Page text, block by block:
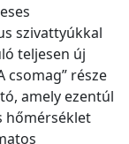
szivattyúkkal
teljesen új
csomag” része
amely ezentúl
hőmérséklet